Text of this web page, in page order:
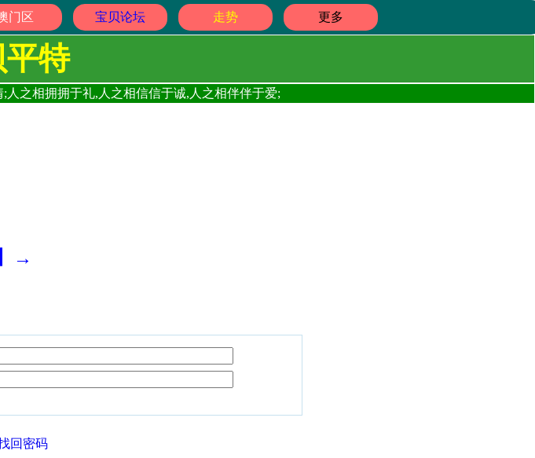
门区 宝贝论坛 走势 更多
特
之相拥拥于礼,人之相信信于诚,人之相伴伴于爱;
→
回密码